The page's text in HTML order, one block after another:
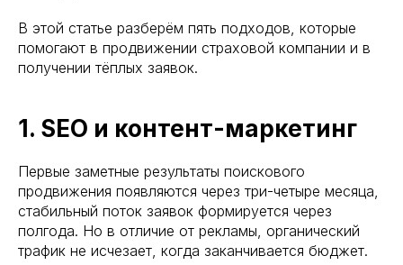
В этой статье разберём пять подходов, которые
помогают в продвижении страховой компании и в
получении тёплых заявок.
1. SEO и контент-маркетинг
Первые заметные результаты поискового
продвижения появляются через три-четыре месяца,
стабильный поток заявок формируется через
полгода. Но в отличие от рекламы, органический
трафик не исчезает, когда заканчивается бюджет.